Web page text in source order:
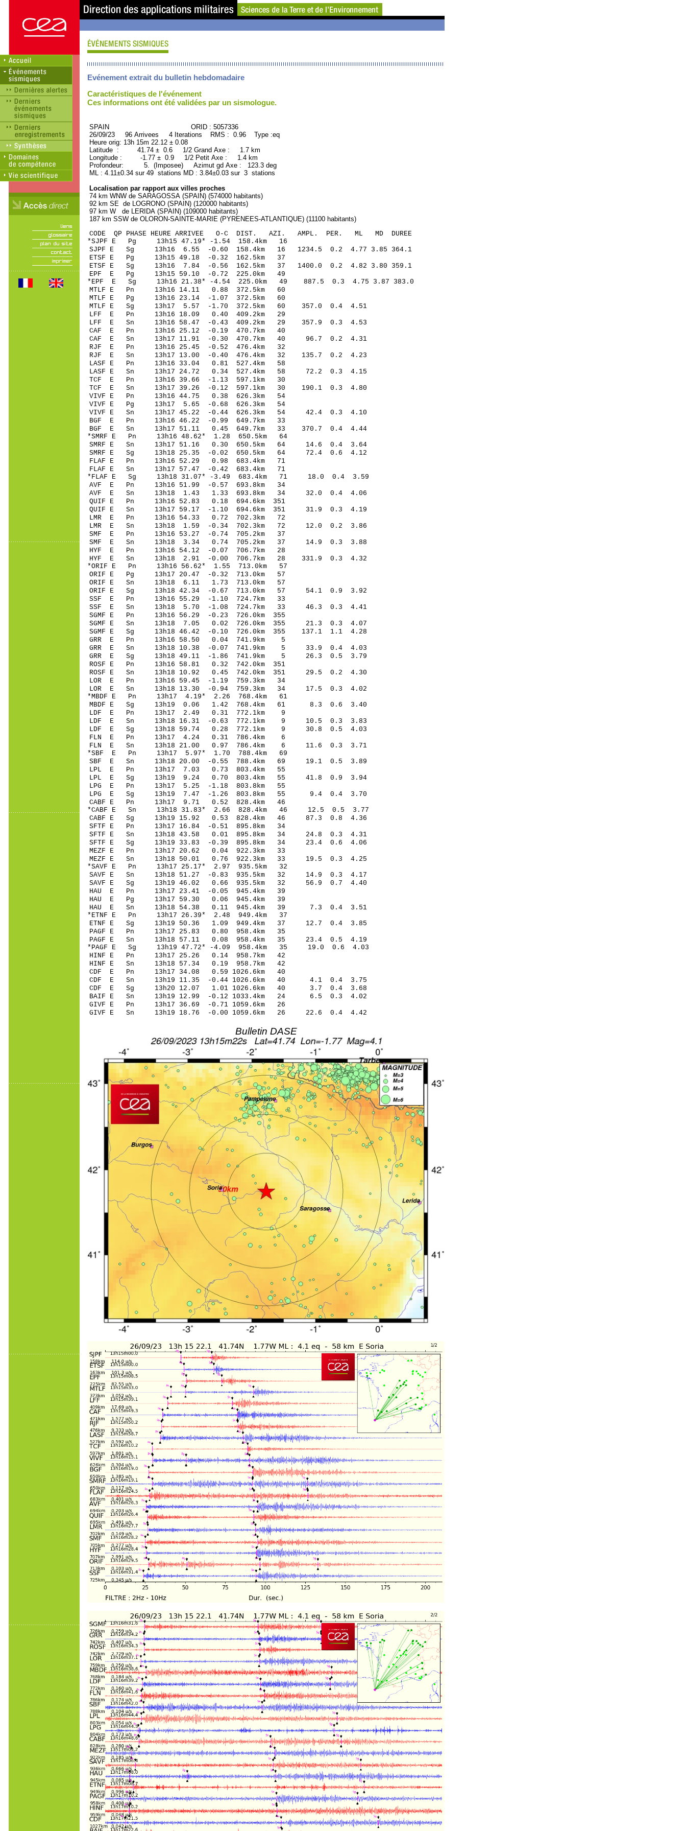
Evénement extrait du bulletin hebdomadaire
Caractéristiques de l'événement
Ces informations ont été validées par un sismologue.
SPAIN ORID : 5057336
26/09/23 96 Arrivees 4 Iterations RMS : 0.96 Type :eq
Heure orig: 13h 15m 22.12 ± 0.08
Latitude : 41.74 ± 0.6 1/2 Grand Axe : 1.7 km
Longitude : -1.77 ± 0.9 1/2 Petit Axe : 1.4 km
Profondeur: 5. (Imposee) Azimut gd Axe : 123.3 deg
ML : 4.11±0.34 sur 49 stations MD : 3.84±0.03 sur 3 stations
Localisation par rapport aux villes proches
74 km WNW de SARAGOSSA (SPAIN) (574000 habitants)
92 km SE de LOGRONO (SPAIN) (120000 habitants)
97 km W de LERIDA (SPAIN) (109000 habitants)
187 km SSW de OLORON-SAINTE-MARIE (PYRENEES-ATLANTIQUE) (11100 habitants)
CODE QP PHASE HEURE ARRIVEE O-C DIST. AZI. AMPL. PER. ML MD DUREE
*SJPF E Pg 13h15 47.19* -1.54 158.4km 16
SJPF E Sg 13h16 6.55 -0.60 158.4km 16 1234.5 0.2 4.77 3.85 364.1
ETSF E Pg 13h15 49.18 -0.32 162.5km 37
ETSF E Sg 13h16 7.84 -0.56 162.5km 37 1400.0 0.2 4.82 3.80 359.1
EPF E Pg 13h15 59.10 -0.72 225.0km 49
*EPF E Sg 13h16 21.38* -4.54 225.0km 49 887.5 0.3 4.75 3.87 383.0
MTLF E Pn 13h16 14.11 0.88 372.5km 60
MTLF E Pg 13h16 23.14 -1.07 372.5km 60
MTLF E Sg 13h17 5.57 -1.70 372.5km 60 357.0 0.4 4.51
LFF E Pn 13h16 18.09 0.40 409.2km 29
LFF E Sn 13h16 58.47 -0.43 409.2km 29 357.9 0.3 4.53
CAF E Pn 13h16 25.12 -0.19 470.7km 40
CAF E Sn 13h17 11.91 -0.30 470.7km 40 96.7 0.2 4.31
RJF E Pn 13h16 25.45 -0.52 476.4km 32
RJF E Sn 13h17 13.00 -0.40 476.4km 32 135.7 0.2 4.23
LASF E Pn 13h16 33.04 0.81 527.4km 58
LASF E Sn 13h17 24.72 0.34 527.4km 58 72.2 0.3 4.15
TCF E Pn 13h16 39.66 -1.13 597.1km 30
TCF E Sn 13h17 39.26 -0.12 597.1km 30 190.1 0.3 4.80
VIVF E Pn 13h16 44.75 0.38 626.3km 54
VIVF E Pg 13h17 5.65 -0.68 626.3km 54
VIVF E Sn 13h17 45.22 -0.44 626.3km 54 42.4 0.3 4.10
BGF E Pn 13h16 46.22 -0.99 649.7km 33
BGF E Sn 13h17 51.11 0.45 649.7km 33 370.7 0.4 4.44
*SMRF E Pn 13h16 48.62* 1.28 650.5km 64
SMRF E Sn 13h17 51.16 0.30 650.5km 64 14.6 0.4 3.64
SMRF E Sg 13h18 25.35 -0.02 650.5km 64 72.4 0.6 4.12
FLAF E Pn 13h16 52.29 0.98 683.4km 71
FLAF E Sn 13h17 57.47 -0.42 683.4km 71
*FLAF E Sg 13h18 31.07* -3.49 683.4km 71 18.0 0.4 3.59
AVF E Pn 13h16 51.99 -0.57 693.8km 34
AVF E Sn 13h18 1.43 1.33 693.8km 34 32.0 0.4 4.06
QUIF E Pn 13h16 52.83 0.18 694.6km 351
QUIF E Sn 13h17 59.17 -1.10 694.6km 351 31.9 0.3 4.19
LMR E Pn 13h16 54.33 0.72 702.3km 72
LMR E Sn 13h18 1.59 -0.34 702.3km 72 12.0 0.2 3.86
SMF E Pn 13h16 53.27 -0.74 705.2km 37
SMF E Sn 13h18 3.34 0.74 705.2km 37 14.9 0.3 3.88
HYF E Pn 13h16 54.12 -0.07 706.7km 28
HYF E Sn 13h18 2.91 -0.00 706.7km 28 331.9 0.3 4.32
*ORIF E Pn 13h16 56.62* 1.55 713.0km 57
ORIF E Pg 13h17 20.47 -0.32 713.0km 57
ORIF E Sn 13h18 6.11 1.73 713.0km 57
ORIF E Sg 13h18 42.34 -0.67 713.0km 57 54.1 0.9 3.92
SSF E Pn 13h16 55.29 -1.10 724.7km 33
SSF E Sn 13h18 5.70 -1.08 724.7km 33 46.3 0.3 4.41
SGMF E Pn 13h16 56.29 -0.23 726.0km 355
SGMF E Sn 13h18 7.05 0.02 726.0km 355 21.3 0.3 4.07
SGMF E Sg 13h18 46.42 -0.10 726.0km 355 137.1 1.1 4.28
GRR E Pn 13h16 58.50 0.04 741.9km 5
GRR E Sn 13h18 10.38 -0.07 741.9km 5 33.9 0.4 4.03
GRR E Sg 13h18 49.11 -1.86 741.9km 5 26.3 0.5 3.79
ROSF E Pn 13h16 58.81 0.32 742.0km 351
ROSF E Sn 13h18 10.92 0.45 742.0km 351 29.5 0.2 4.30
LOR E Pn 13h16 59.45 -1.19 759.3km 34
LOR E Sn 13h18 13.30 -0.94 759.3km 34 17.5 0.3 4.02
*MBDF E Pn 13h17 4.19* 2.26 768.4km 61
MBDF E Sg 13h19 0.06 1.42 768.4km 61 8.3 0.6 3.40
LDF E Pn 13h17 2.49 0.31 772.1km 9
LDF E Sn 13h18 16.31 -0.63 772.1km 9 10.5 0.3 3.83
LDF E Sg 13h18 59.74 0.28 772.1km 9 30.8 0.5 4.03
FLN E Pn 13h17 4.24 0.31 786.4km 6
FLN E Sn 13h18 21.00 0.97 786.4km 6 11.6 0.3 3.71
*SBF E Pn 13h17 5.97* 1.70 788.4km 69
SBF E Sn 13h18 20.00 -0.55 788.4km 69 19.1 0.5 3.89
LPL E Pn 13h17 7.03 0.73 803.4km 55
LPL E Sg 13h19 9.24 0.70 803.4km 55 41.8 0.9 3.94
LPG E Pn 13h17 5.25 -1.18 803.8km 55
LPG E Sg 13h19 7.47 -1.26 803.8km 55 9.4 0.4 3.70
CABF E Pn 13h17 9.71 0.52 828.4km 46
*CABF E Sn 13h18 31.83* 2.66 828.4km 46 12.5 0.5 3.77
CABF E Sg 13h19 15.92 0.53 828.4km 46 87.3 0.8 4.36
SFTF E Pn 13h17 16.84 -0.51 895.8km 34
SFTF E Sn 13h18 43.58 0.01 895.8km 34 24.8 0.3 4.31
SFTF E Sg 13h19 33.83 -0.39 895.8km 34 23.4 0.6 4.06
MEZF E Pn 13h17 20.62 0.04 922.3km 33
MEZF E Sn 13h18 50.01 0.76 922.3km 33 19.5 0.3 4.25
*SAVF E Pn 13h17 25.17* 2.97 935.5km 32
SAVF E Sn 13h18 51.27 -0.83 935.5km 32 14.9 0.3 4.17
SAVF E Sg 13h19 46.02 0.66 935.5km 32 56.9 0.7 4.40
HAU E Pn 13h17 23.41 -0.05 945.4km 39
HAU E Pg 13h17 59.30 0.06 945.4km 39
HAU E Sn 13h18 54.38 0.11 945.4km 39 7.3 0.4 3.51
*ETNF E Pn 13h17 26.39* 2.48 949.4km 37
ETNF E Sg 13h19 50.36 1.09 949.4km 37 12.7 0.4 3.85
PAGF E Pn 13h17 25.83 0.80 958.4km 35
PAGF E Sn 13h18 57.11 0.08 958.4km 35 23.4 0.5 4.19
*PAGF E Sg 13h19 47.72* -4.09 958.4km 35 19.0 0.6 4.03
HINF E Pn 13h17 25.26 0.14 958.7km 42
HINF E Sn 13h18 57.34 0.19 958.7km 42
CDF E Pn 13h17 34.08 0.59 1026.6km 40
CDF E Sn 13h19 11.35 -0.44 1026.6km 40 4.1 0.4 3.75
CDF E Sg 13h20 12.07 1.01 1026.6km 40 3.7 0.4 3.68
BAIF E Sn 13h19 12.99 -0.12 1033.4km 24 6.5 0.3 4.02
GIVF E Pn 13h17 36.69 -0.71 1059.6km 26
GIVF E Sn 13h19 18.76 -0.00 1059.6km 26 22.6 0.4 4.42
Bulletin DASE